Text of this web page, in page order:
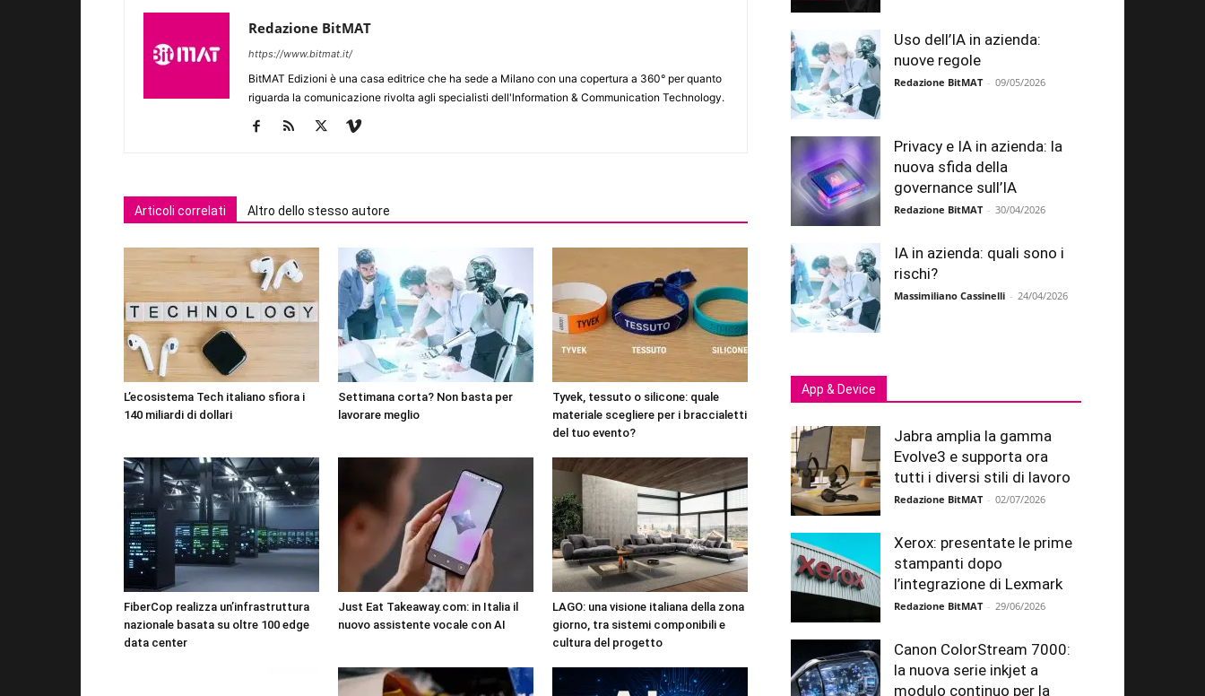
Redazione BitMAT
https://www.bitmat.it/
BitMAT Edizioni è una casa editrice che ha sede a Milano con una copertura a 360° per quanto
riguarda la comunicazione rivolta agli specialisti dell'lnformation & Communication Technology.
Articoli correlati Altro dello stesso autore
L’ecosistema Tech italiano sfiora i
140 miliardi di dollari
Settimana corta? Non basta per
lavorare meglio
Tyvek, tessuto o silicone: quale
materiale scegliere per i braccialetti
del tuo evento?
FiberCop realizza un’infrastruttura
nazionale basata su oltre 100 edge
data center
Just Eat Takeaway.com: in Italia il
nuovo assistente vocale con AI
LAGO: una visione italiana della zona
giorno, tra sistemi componibili e
cultura del progetto
Uso dell’IA in azienda:
nuove regole
Redazione BitMAT - 09/05/2026
Privacy e IA in azienda: la
nuova sfida della
governance sull’IA
Redazione BitMAT - 30/04/2026
IA in azienda: quali sono i
rischi?
Massimiliano Cassinelli - 24/04/2026
App & Device
Jabra amplia la gamma
Evolve3 e supporta ora
tutti i diversi stili di lavoro
Redazione BitMAT - 02/07/2026
Xerox: presentate le prime
stampanti dopo
l’integrazione di Lexmark
Redazione BitMAT - 29/06/2026
Canon ColorStream 7000:
la nuova serie inkjet a
modulo continuo per la